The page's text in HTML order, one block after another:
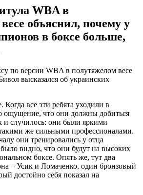
WBA в
объяснил, почему у
в боксе больше,
по версии WBA в полутяжелом весе
высказался об украинских
все эти ребята уходили в
ощущение, что они должны добиться
и случилось: они были яркими
же сильными профессионалами.
они тренировались у отца
видно, что они будут на высоких
боксе. Опять же, тут два
– Усик и Ломаченко, один бронзовый
достойно себя показал на